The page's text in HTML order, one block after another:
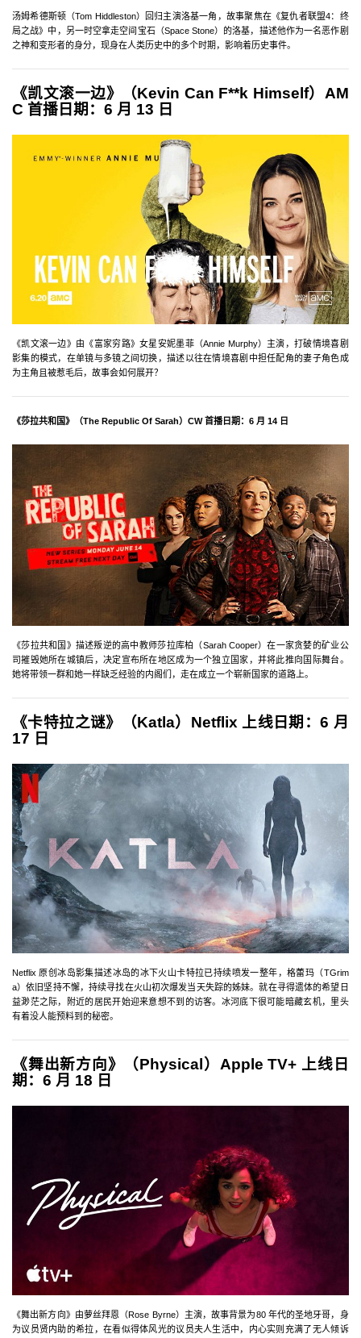
汤姆希德斯顿（Tom Hiddleston）回归主演洛基一角，故事聚焦在《复仇者联盟4：终
局之战》中，另一时空拿走空间宝石（Space Stone）的洛基，描述他作为一名恶作剧
之神和变形者的身分，现身在人类历史中的多个时期，影响着历史事件。
《凯文滚一边》（Kevin Can F**k Himself）AM
C 首播日期：6 月 13 日
《凯文滚一边》由《富家穷路》女星安妮墨菲（Annie Murphy）主演，打破情境喜剧
影集的模式，在单镜与多镜之间切换，描述以往在情境喜剧中担任配角的妻子角色成
为主角且被惹毛后，故事会如何展开？
《莎拉共和国》（The Republic Of Sarah）CW 首播日期：6 月 14 日
《莎拉共和国》描述叛逆的高中教师莎拉库柏（Sarah Cooper）在一家贪婪的矿业公
司摧毁她所在城镇后，决定宣布所在地区成为一个独立国家，并将此推向国际舞台。
她将带领一群和她一样缺乏经验的内阁们，走在成立一个崭新国家的道路上。
《卡特拉之谜》（Katla）Netflix 上线日期：6 月
17 日
Netflix 原创冰岛影集描述冰岛的冰下火山卡特拉已持续喷发一整年，格蕾玛（TGrim
a）依旧坚持不懈，持续寻找在火山初次爆发当天失踪的姊妹。就在寻得遗体的希望日
益渺茫之际，附近的居民开始迎来意想不到的访客。冰河底下很可能暗藏玄机，里头
有着没人能预料到的秘密。
《舞出新方向》（Physical）Apple TV+ 上线日
期：6 月 18 日
《舞出新方向》由萝丝拜恩（Rose Byrne）主演，故事背景为80 年代的圣地牙哥，身
为议员贤内助的希拉，在看似得体风光的议员夫人生活中，内心实则充满了无人倾诉